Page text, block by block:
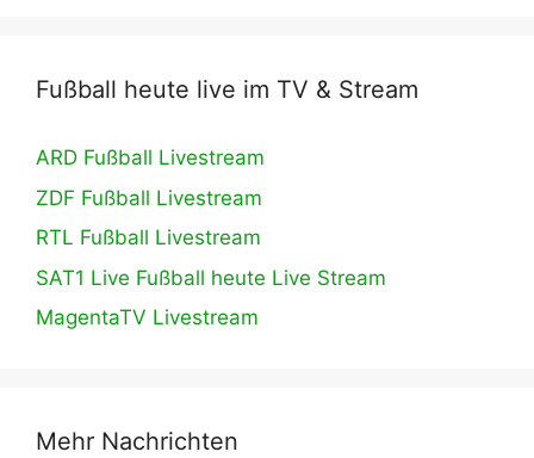
Fußball heute live im TV & Stream
ARD Fußball Livestream
ZDF Fußball Livestream
RTL Fußball Livestream
SAT1 Live Fußball heute Live Stream
MagentaTV Livestream
Mehr Nachrichten